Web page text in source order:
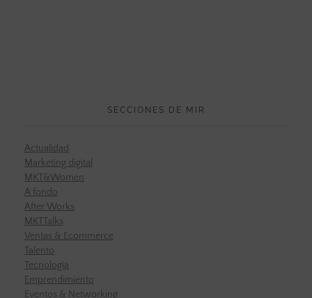
SECCIONES DE MIR
Actualidad
Marketing digital
MKT&Women
A fondo
After Works
MKTTalks
Ventas & Ecommerce
Talento
Tecnología
Emprendimiento
Eventos & Networking